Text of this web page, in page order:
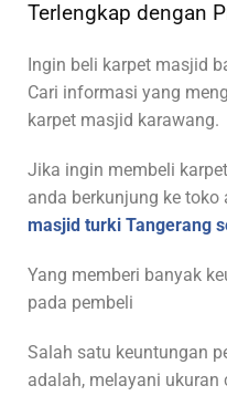
Terlengkap dengan
Ingin beli karpet masjid
Cari informasi yang
karpet masjid karawang.
Jika ingin membeli
anda berkunjung ke toko
masjid turki Tangerang
Yang memberi banyak
pada pembeli
Salah satu keuntungan
adalah, melayani ukuran